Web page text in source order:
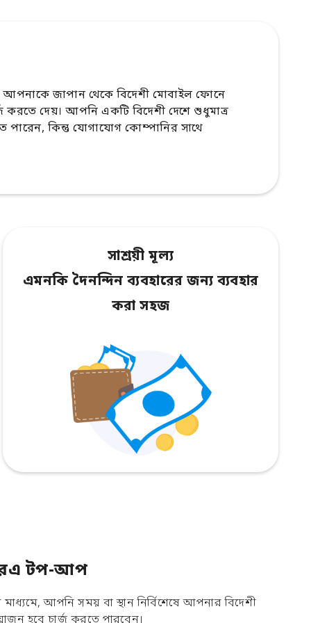
জাপান থেকে বিদেশী মোবাইল ফোনে
করতে দেয়। আপনি একটি বিদেশী দেশে শুধুমাত্র
কিন্তু যোগাযোগ কোম্পানির সাথে
সাশ্রয়ী মূল্য
এমনকি দৈনন্দিন ব্যবহারের জন্য ব্যবহার
করা সহজ
টপ-আপ
আপনি সময় বা স্থান নির্বিশেষে আপনার বিদেশী